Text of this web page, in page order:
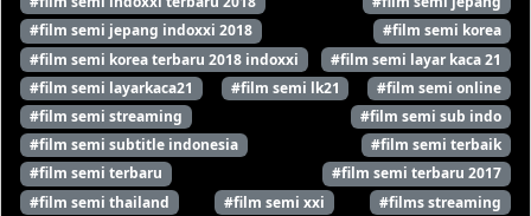
#film semi jepang indoxxi 2018
#film semi korea
#film semi korea terbaru 2018 indoxxi
#film semi layar kaca 21
#film semi layarkaca21
#film semi lk21
#film semi online
#film semi streaming
#film semi sub indo
#film semi subtitle indonesia
#film semi terbaik
#film semi terbaru
#film semi terbaru 2017
#film semi thailand
#film semi xxi
#films streaming